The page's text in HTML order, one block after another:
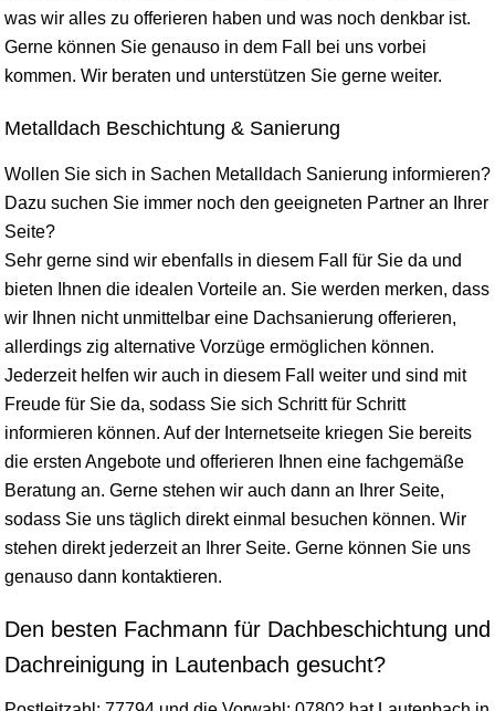
was wir alles zu offerieren haben und was noch denkbar ist.
Gerne können Sie genauso in dem Fall bei uns vorbei
kommen. Wir beraten und unterstützen Sie gerne weiter.
Metalldach Beschichtung & Sanierung
Wollen Sie sich in Sachen Metalldach Sanierung informieren?
Dazu suchen Sie immer noch den geeigneten Partner an Ihrer
Seite?
Sehr gerne sind wir ebenfalls in diesem Fall für Sie da und
bieten Ihnen die idealen Vorteile an. Sie werden merken, dass
wir Ihnen nicht unmittelbar eine Dachsanierung offerieren,
allerdings zig alternative Vorzüge ermöglichen können.
Jederzeit helfen wir auch in diesem Fall weiter und sind mit
Freude für Sie da, sodass Sie sich Schritt für Schritt
informieren können. Auf der Internetseite kriegen Sie bereits
die ersten Angebote und offerieren Ihnen eine fachgemäße
Beratung an. Gerne stehen wir auch dann an Ihrer Seite,
sodass Sie uns täglich direkt einmal besuchen können. Wir
stehen direkt jederzeit an Ihrer Seite. Gerne können Sie uns
genauso dann kontaktieren.
Den besten Fachmann für Dachbeschichtung und
Dachreinigung in Lautenbach gesucht?